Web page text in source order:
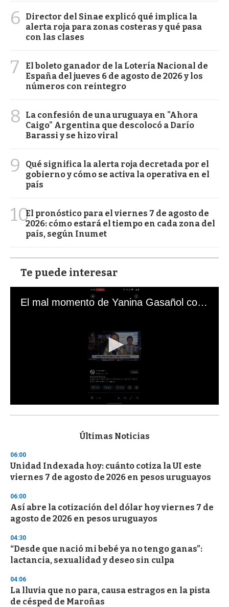
6
Director del Sinae explicó qué implica la
alerta roja para zonas costeras y qué pasa
con las clases
7
El boleto ganador de la Lotería Nacional de
España del jueves 6 de agosto de 2026 y los
números con reintegro
8
La confesión de una uruguaya en "Ahora
Caigo" Argentina que descolocó a Darío
Barassi y se hizo viral
9
Qué significa la alerta roja decretada por el
gobierno y cómo se activa la operativa en el
país
10El pronóstico para el viernes 7 de agosto de
2026: cómo estará el tiempo en cada zona del
país, según Inumet
Te puede interesar
El mal momento de Yanina Gasañol con un hincha argentino en "Subrayado"
s
d
s
o
f
3
s
c
n
d
s
Últimas Noticias
06:00
Unidad Indexada hoy: cuánto cotiza la UI este
viernes 7 de agosto de 2026 en pesos uruguayos
06:00
Así abre la cotización del dólar hoy viernes 7 de
agosto de 2026 en pesos uruguayos
04:30
“Desde que nació mi bebé ya no tengo ganas”:
lactancia, sexualidad y deseo sin culpa
04:06
La lluvia que no para, causa estragos en la pista
de césped de Maroñas